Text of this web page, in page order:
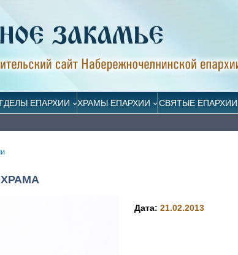
ЕПАРХИИ ХРАМЫ ЕПАРХИИ СВЯТЫЕ ЕПАРХИИ
Дата:21.02.2013